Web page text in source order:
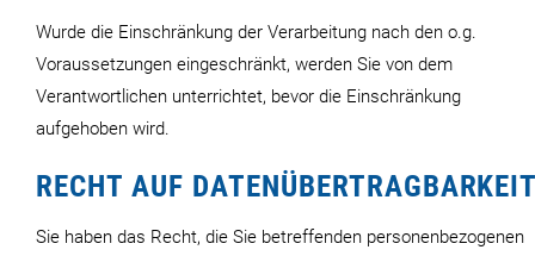
Wurde die Einschränkung der Verarbeitung nach den o.g.
Voraussetzungen eingeschränkt, werden Sie von dem
Verantwortlichen unterrichtet, bevor die Einschränkung
aufgehoben wird.
RECHT AUF
Sie haben das Recht, die Sie betreffenden personenbezogenen